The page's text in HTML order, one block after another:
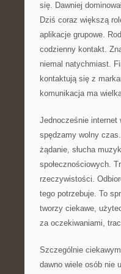
się. Dawniej
Dziś coraz większą
aplikacje grupowe.
codzienny kontakt.
niemal natychmiast.
kontaktują się z
komunikacja ma
Jednocześnie internet
spędzamy wolny
żądanie, słucha
społecznościowych.
rzeczywistości.
tego potrzebuje. To
tworzy ciekawe,
za oczekiwaniami,
Szczególnie
dawno wiele osób nie